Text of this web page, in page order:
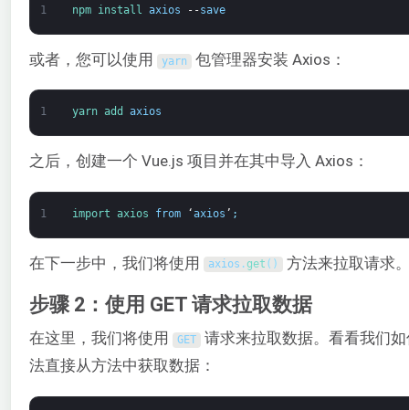
1 npm install axios --save
或者，您可以使用 yarn 包管理器安装 Axios：
1 yarn add axios
之后，创建一个 Vue.js 项目并在其中导入 Axios：
1 import axios from ‘axios ’ ;
在下一步中，我们将使用 axios .get ( ) 方法来拉取请求
步骤 2：使用 GET 请求拉取数据
在这里，我们将使用 GET 请求来拉取数据。看看我们
法直接从方法中获取数据：